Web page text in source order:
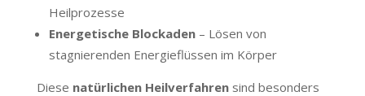
Heilprozesse
Energetische Blockaden– Lösen von
stagnierenden Energieflüssen im Körper
Diese natürlichen Heilverfahrensind besonders